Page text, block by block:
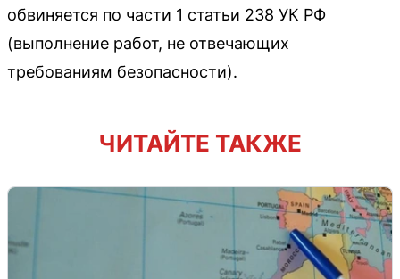
обвиняется по части 1 статьи 238 УК РФ
(выполнение работ, не отвечающих
требованиям безопасности).
ЧИТАЙТЕ ТАКЖЕ